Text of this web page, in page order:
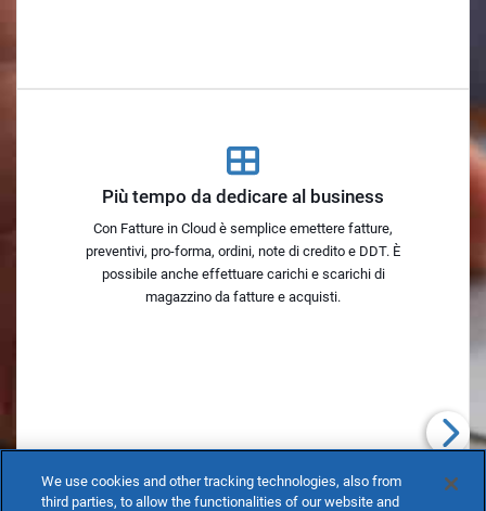
Più tempo da dedicare al business
Con Fatture in Cloud è semplice emettere fatture,
preventivi, pro-forma, ordini, note di credito e DDT. È
possibile anche effettuare carichi e scarichi di
magazzino da fatture e acquisti.
We use cookies and other tracking technologies, also from
third parties, to allow the functionalities of our website and